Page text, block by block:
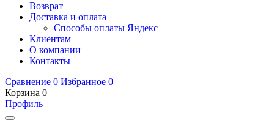
Возврат
Доставка и оплата
Способы оплаты Яндекс
Клиентам
О компании
Контакты
Сравнение 0 Избранное 0
Корзина 0
Профиль